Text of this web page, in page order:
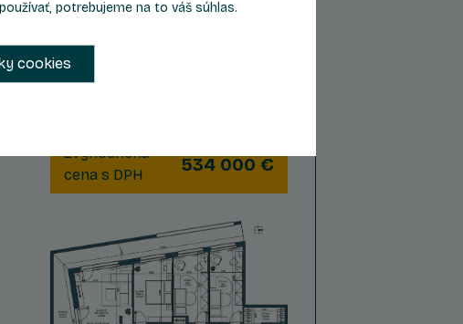
Počet izieb
Zvýhodnená
cena s DPH
534 000 €
potrebujeme na to váš súhlas.
cookies